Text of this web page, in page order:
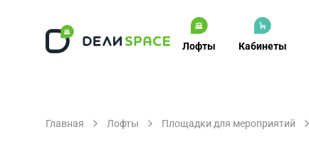
Лофты Кабинеты
Главная Лофты Площадки для мероприятий